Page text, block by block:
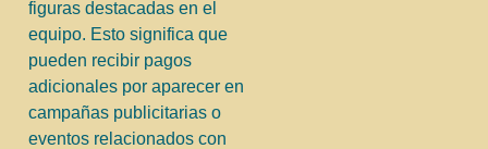
figuras destacadas en el
equipo. Esto significa que
pueden recibir pagos
adicionales por aparecer en
campañas publicitarias o
eventos relacionados con